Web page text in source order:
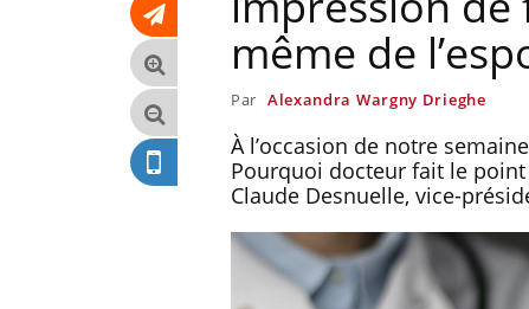
même de
Par Alexandra Wargny Drieghe
À l’occasion de notre
Pourquoi docteur fait le
Claude Desnuelle, vice-